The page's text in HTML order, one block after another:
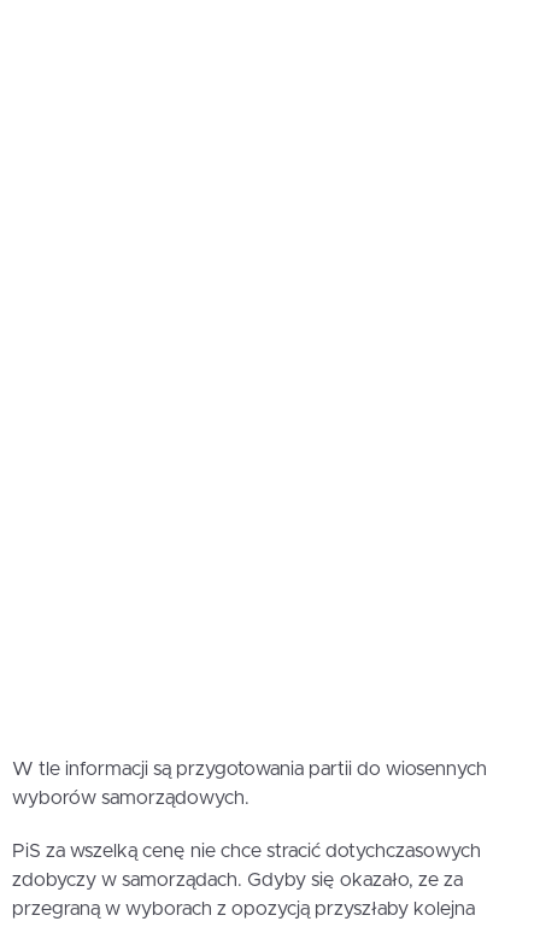
W tle informacji są przygotowania partii do wiosennych
wyborów samorządowych.
PiS za wszelką cenę nie chce stracić dotychczasowych
zdobyczy w samorządach. Gdyby się okazało, ze za
przegraną w wyborach z opozycją przyszłaby kolejna